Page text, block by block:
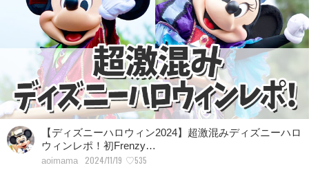
【ディズニーハロウィン2024】超激混みディズニーハロ
ウィンレポ！初Frenzy…
aoimama 2024/11/19 ♡535